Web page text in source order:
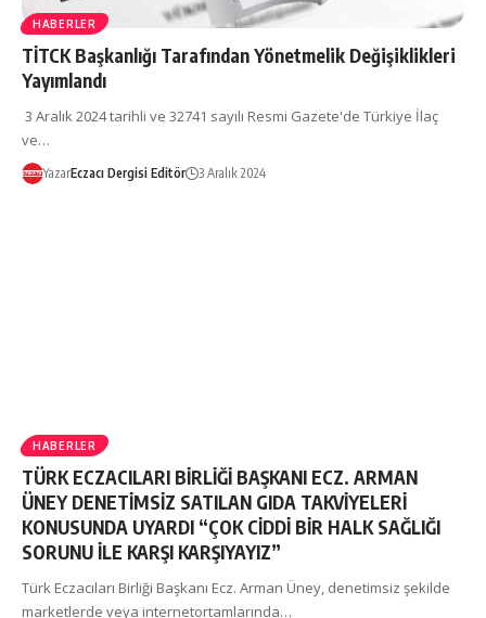
HABERLER
TİTCK Başkanlığı Tarafından Yönetmelik Değişiklikleri
Yayımlandı
3 Aralık 2024 tarihli ve 32741 sayılı Resmi Gazete'de Türkiye İlaç
ve…
YazarEczacı Dergisi Editör 3 Aralık 2024
HABERLER
TÜRK ECZACILARI BİRLİĞİ BAŞKANI ECZ. ARMAN
ÜNEY DENETİMSİZ SATILAN GIDA TAKVİYELERİ
KONUSUNDA UYARDI “ÇOK CİDDİ BİR HALK SAĞLIĞI
SORUNU İLE KARŞI KARŞIYAYIZ”
Türk Eczacıları Birliği Başkanı Ecz. Arman Üney, denetimsiz şekilde
marketlerde veya internetortamlarında…